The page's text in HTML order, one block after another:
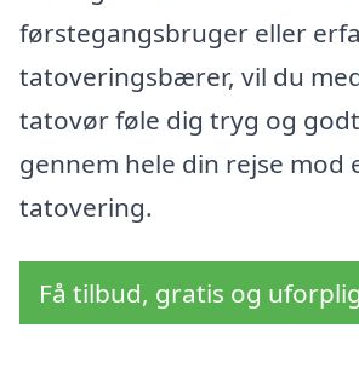
førstegangsbruger eller
tatoveringsbærer, vil du
tatovør føle dig tryg og
gennem hele din rejse mod
tatovering.
Få tilbud, gratis og